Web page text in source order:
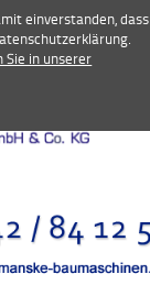
einverstanden, dass
Sie in unserer